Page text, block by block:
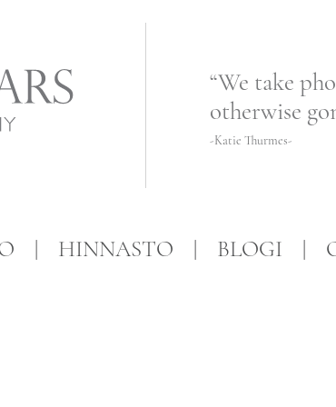
“We take
otherwise
-Katie Thurmes-
HINNASTO BLOGI